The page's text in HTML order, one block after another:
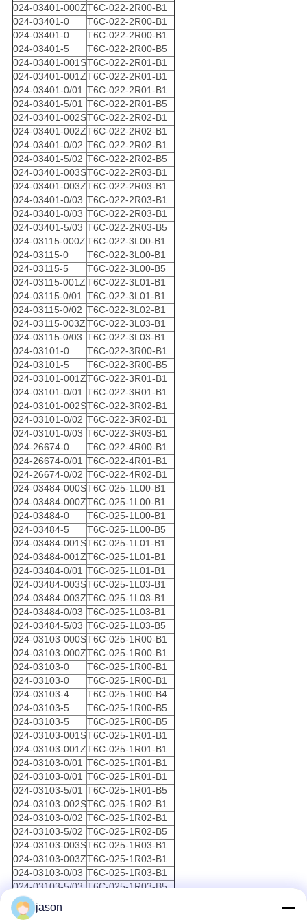
024-03401-000ZT6C-022-2R00-B1
024-03401-0
T6C-022-2R00-B1
024-03401-0
T6C-022-2R00-B1
024-03401-5
T6C-022-2R00-B5
024-03401-001ST6C-022-2R01-B1
024-03401-001ZT6C-022-2R01-B1
024-03401-0/01 T6C-022-2R01-B1
024-03401-5/01 T6C-022-2R01-B5
024-03401-002ST6C-022-2R02-B1
024-03401-002ZT6C-022-2R02-B1
024-03401-0/02 T6C-022-2R02-B1
024-03401-5/02 T6C-022-2R02-B5
024-03401-003ST6C-022-2R03-B1
024-03401-003ZT6C-022-2R03-B1
024-03401-0/03 T6C-022-2R03-B1
024-03401-0/03 T6C-022-2R03-B1
024-03401-5/03 T6C-022-2R03-B5
024-03115-000ZT6C-022-3L00-B1
024-03115-0
T6C-022-3L00-B1
024-03115-5
T6C-022-3L00-B5
024-03115-001ZT6C-022-3L01-B1
024-03115-0/01
T6C-022-3L01-B1
024-03115-0/02 T6C-022-3L02-B1
024-03115-003ZT6C-022-3L03-B1
024-03115-0/03 T6C-022-3L03-B1
024-03101-0
T6C-022-3R00-B1
024-03101-5
T6C-022-3R00-B5
024-03101-001ZT6C-022-3R01-B1
024-03101-0/01 T6C-022-3R01-B1
024-03101-002ST6C-022-3R02-B1
024-03101-0/02 T6C-022-3R02-B1
024-03101-0/03 T6C-022-3R03-B1
024-26674-0
T6C-022-4R00-B1
024-26674-0/01 T6C-022-4R01-B1
024-26674-0/02 T6C-022-4R02-B1
024-03484-000ST6C-025-1L00-B1
024-03484-000ZT6C-025-1L00-B1
024-03484-0
T6C-025-1L00-B1
024-03484-5
T6C-025-1L00-B5
024-03484-001ST6C-025-1L01-B1
024-03484-001ZT6C-025-1L01-B1
024-03484-0/01 T6C-025-1L01-B1
024-03484-003ST6C-025-1L03-B1
024-03484-003ZT6C-025-1L03-B1
024-03484-0/03 T6C-025-1L03-B1
024-03484-5/03 T6C-025-1L03-B5
024-03103-000ST6C-025-1R00-B1
024-03103-000ZT6C-025-1R00-B1
024-03103-0
T6C-025-1R00-B1
024-03103-0
T6C-025-1R00-B1
024-03103-4
T6C-025-1R00-B4
024-03103-5
T6C-025-1R00-B5
024-03103-5
T6C-025-1R00-B5
024-03103-001ST6C-025-1R01-B1
024-03103-001ZT6C-025-1R01-B1
024-03103-0/01 T6C-025-1R01-B1
024-03103-0/01 T6C-025-1R01-B1
024-03103-5/01 T6C-025-1R01-B5
024-03103-002ST6C-025-1R02-B1
024-03103-0/02 T6C-025-1R02-B1
024-03103-5/02 T6C-025-1R02-B5
024-03103-003ST6C-025-1R03-B1
024-03103-003ZT6C-025-1R03-B1
024-03103-0/03 T6C-025-1R03-B1
024-03103-5/03 T6C-025-1R03-B5
024-25834-000S
024-25834-0
jason